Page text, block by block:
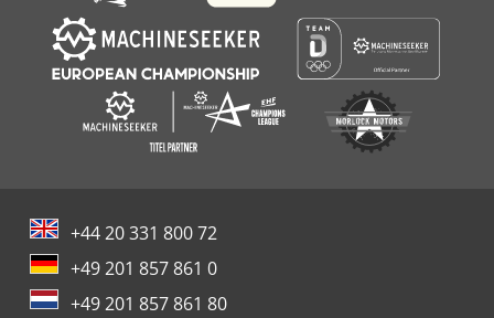
+44 20 331 800 72
+49 201 857 861 0
+49 201 857 861 80